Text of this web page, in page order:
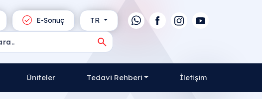
TR
E-Sonuç
Üniteler Tedavi Rehberi İletişim